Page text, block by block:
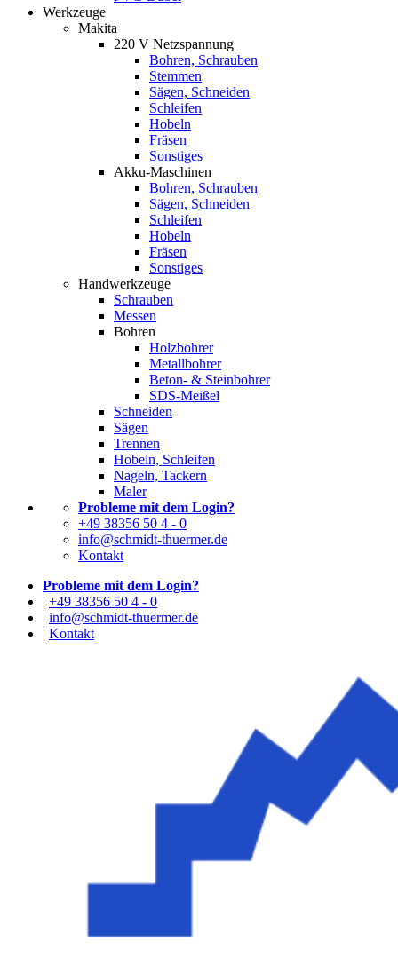
Werkzeuge
Makita
220 V Netzspannung
Bohren, Schrauben
Stemmen
Sägen, Schneiden
Schleifen
Hobeln
Fräsen
Sonstiges
Akku-Maschinen
Bohren, Schrauben
Sägen, Schneiden
Schleifen
Hobeln
Fräsen
Sonstiges
Handwerkzeuge
Schrauben
Messen
Bohren
Holzbohrer
Metallbohrer
Beton- & Steinbohrer
SDS-Meißel
Schneiden
Sägen
Trennen
Hobeln, Schleifen
Nageln, Tackern
Maler
Probleme mit dem Login?
+49 38356 50 4 - 0
info@schmidt-thuermer.de
Kontakt
Probleme mit dem Login?
| +49 38356 50 4 - 0
| info@schmidt-thuermer.de
| Kontakt